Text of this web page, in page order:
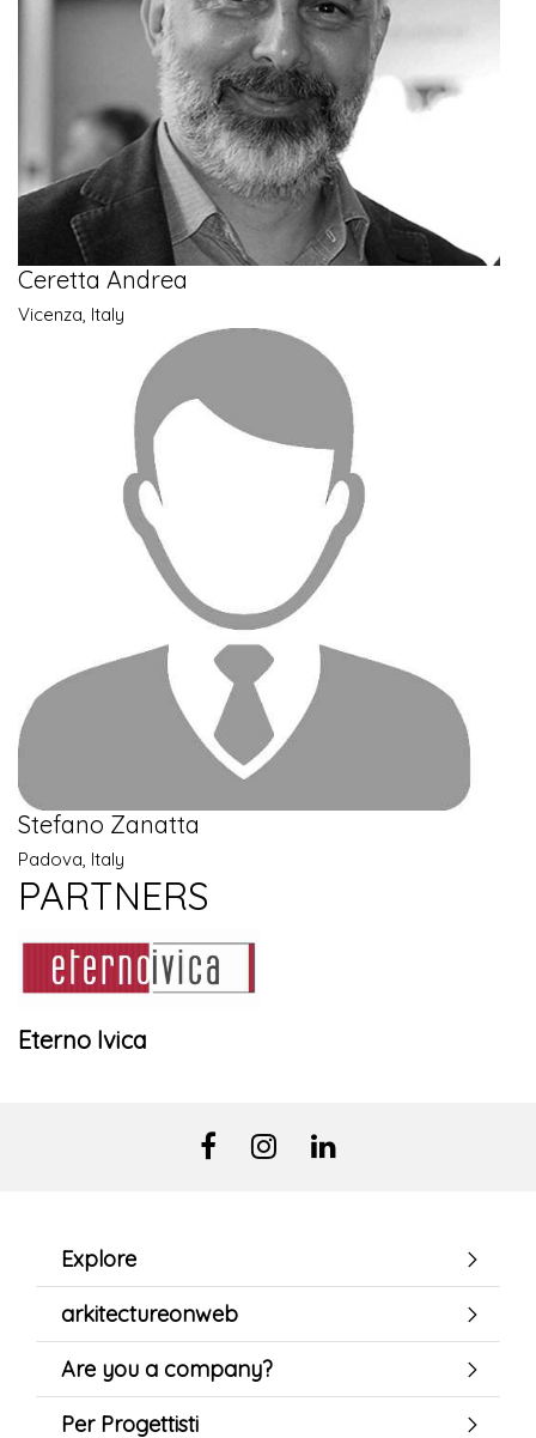
Ceretta Andrea
Vicenza, Italy
Stefano Zanatta
Padova, Italy
PARTNERS
Eterno Ivica
Explore
arkitectureonweb
Are you a company?
Per Progettisti